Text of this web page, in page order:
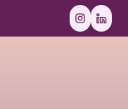
Suivez-